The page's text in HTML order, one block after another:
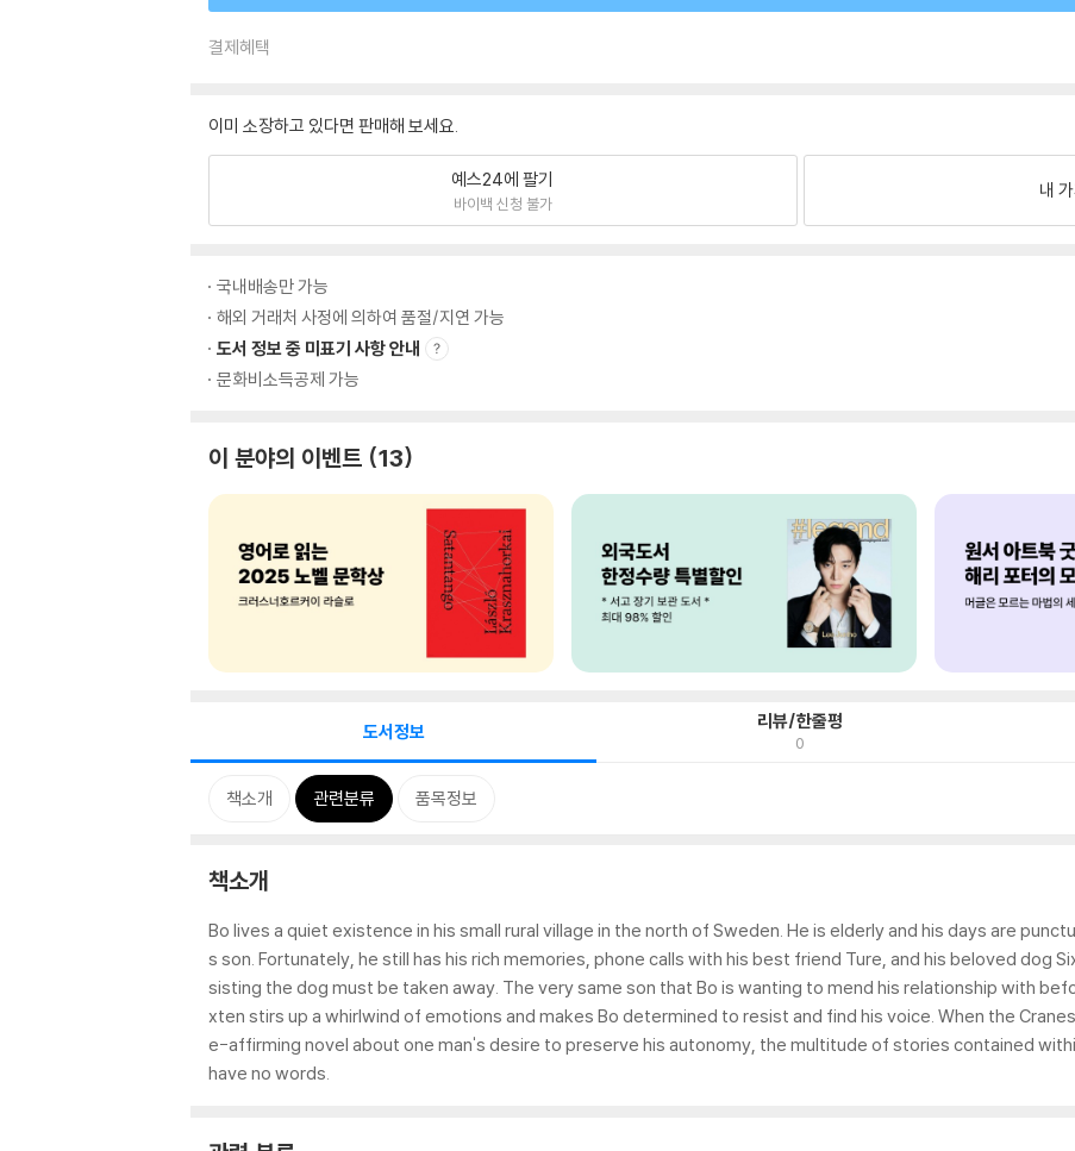
결제혜택
이미 소장하고 있다면 판매해 보세요.
예스24에 팔기
바이백 신청 불가
내
국내배송만 가능
해외 거래처 사정에 의하여 품절/지연 가능
도서 정보 중 미표기 사항 안내
문화비소득공제 가능
이 분야의 이벤트 13
도서정보 리뷰/한줄평
0
책소개 관련분류 품목정보
책소개
Bo lives a quiet existence in his small rural village in the north of Sweden. He is elderly and his days are
s son. Fortunately, he still has his rich memories, phone calls with his best friend Ture, and his beloved dog
sisting the dog must be taken away. The very same son that Bo is wanting to mend his relationship with
xten stirs up a whirlwind of emotions and makes Bo determined to resist and find his voice. When the
e-affirming novel about one man's desire to preserve his autonomy, the multitude of stories contained
have no words.